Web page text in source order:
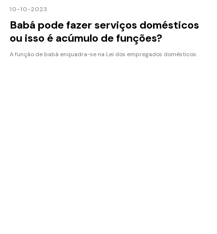
10-10-2023
Babá pode fazer serviços domésticos
ou isso é acúmulo de funções?
A função de babá enquadra-se na Lei dos empregados domésticos.